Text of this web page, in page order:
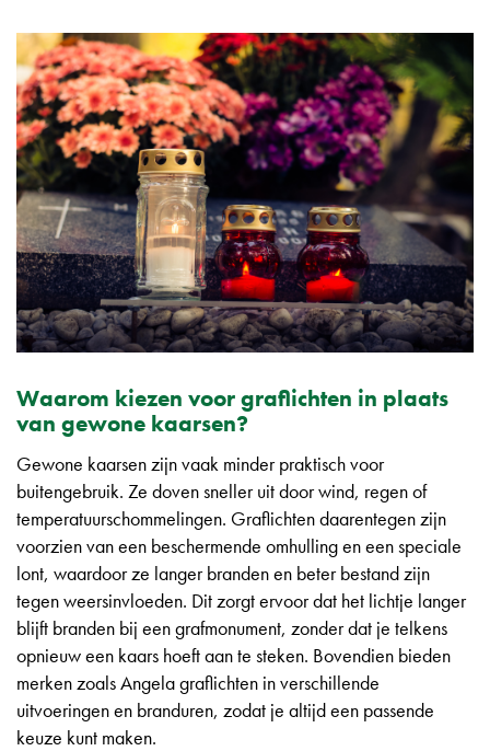
Waarom kiezen voor graflichten in plaats
van gewone kaarsen?
Gewone kaarsen zijn vaak minder praktisch voor
buitengebruik. Ze doven sneller uit door wind, regen of
temperatuurschommelingen. Graflichten daarentegen zijn
voorzien van een beschermende omhulling en een speciale
lont, waardoor ze langer branden en beter bestand zijn
tegen weersinvloeden. Dit zorgt ervoor dat het lichtje langer
blijft branden bij een grafmonument, zonder dat je telkens
opnieuw een kaars hoeft aan te steken. Bovendien bieden
merken zoals Angela graflichten in verschillende
uitvoeringen en branduren, zodat je altijd een passende
keuze kunt maken.